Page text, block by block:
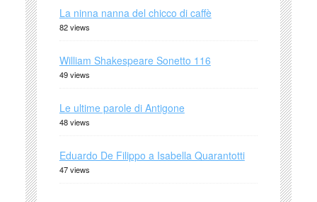
La ninna nanna del chicco di caffè
82 views
William Shakespeare Sonetto 116
49 views
Le ultime parole di Antigone
48 views
Eduardo De Filippo a Isabella Quarantotti
47 views